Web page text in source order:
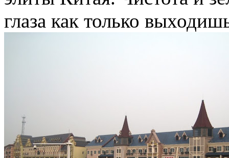
глаза как только